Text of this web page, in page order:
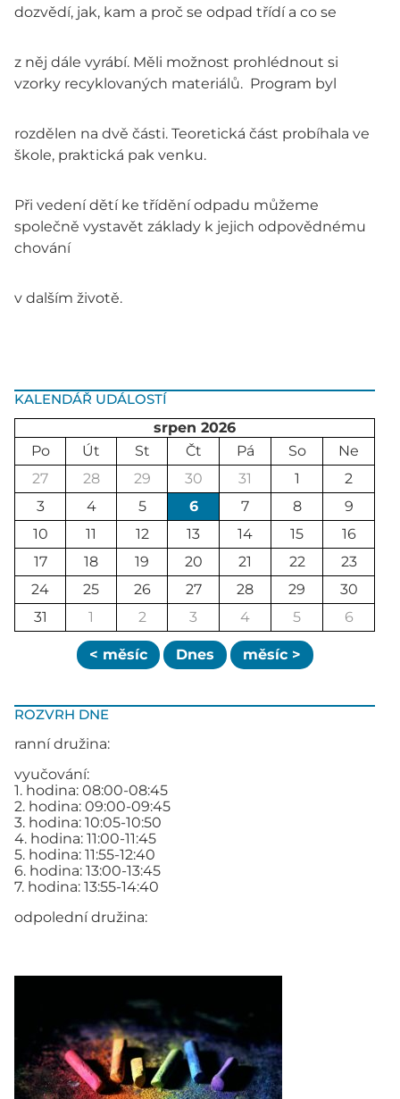
KALENDÁŘ UDÁLOSTÍ
srpen 2026
Po
Út St Čt Pá So
Ne
27
28 29 30 31 1
2
3
4 5 6 7 8
9
10
11 12 13 14 15
16
17
18 19 20 21 22
23
24
25 26 27 28 29
30
31
1 2 3 4 5 6
< měsíc Dnes měsíc >
ROZVRH DNE
ranní družina:
vyučování:
1. hodina: 08:00-08:45
2. hodina: 09:00-09:45
3. hodina: 10:05-10:50
4. hodina: 11:00-11:45
5. hodina: 11:55-12:40
6. hodina: 13:00-13:45
7. hodina: 13:55-14:40
odpolední družina:
dozvědí, jak, kam a proč se odpad třídí a co se
z něj dále vyrábí. Měli možnost prohlédnout si
vzorky recyklovaných materiálů. Program byl
rozdělen na dvě části. Teoretická část probíhala ve
škole, praktická pak venku.
Při vedení dětí ke třídění odpadu můžeme
společně vystavět základy k jejich odpovědnému
chování
v dalším životě.